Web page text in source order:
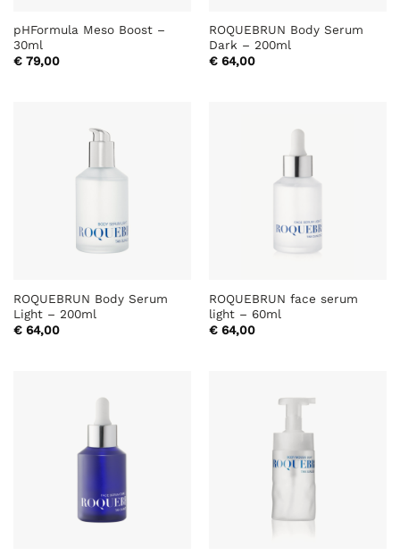
pHFormula Meso Boost –
30ml
€79,00
ROQUEBRUN Body Serum
Dark – 200ml
€64,00
ROQUEBRUN Body Serum
Light – 200ml
€64,00
ROQUEBRUN face serum
light – 60ml
€64,00